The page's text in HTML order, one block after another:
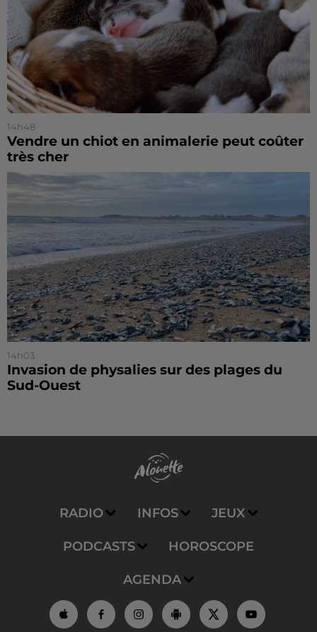
14h48
Vendre un chiot en animalerie peut coûter
très cher
14h03
Invasion de physalies sur des plages du
Sud-Ouest
RADIO INFOS JEUX
PODCASTS HOROSCOPE
AGENDA